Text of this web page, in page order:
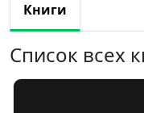
Книги
Список всех